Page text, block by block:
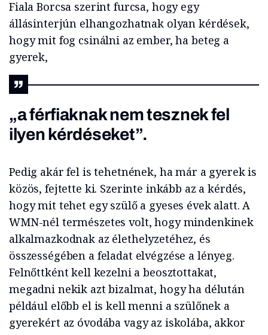
Fiala Borcsa szerint furcsa, hogy egy
állásinterjún elhangozhatnak olyan kérdések,
hogy mit fog csinálni az ember, ha beteg a
gyerek,
„a férfiaknak nem tesznek fel
ilyen kérdéseket”.
Pedig akár fel is tehetnének, ha már a gyerek is
közös, fejtette ki. Szerinte inkább az a kérdés,
hogy mit tehet egy szülő a gyeses évek alatt. A
WMN-nél természetes volt, hogy mindenkinek
alkalmazkodnak az élethelyzetéhez, és
összességében a feladat elvégzése a lényeg.
Felnőttként kell kezelni a beosztottakat,
megadni nekik azt bizalmat, hogy ha délután
például előbb el is kell menni a szülőnek a
gyerekért az óvodába vagy az iskolába, akkor